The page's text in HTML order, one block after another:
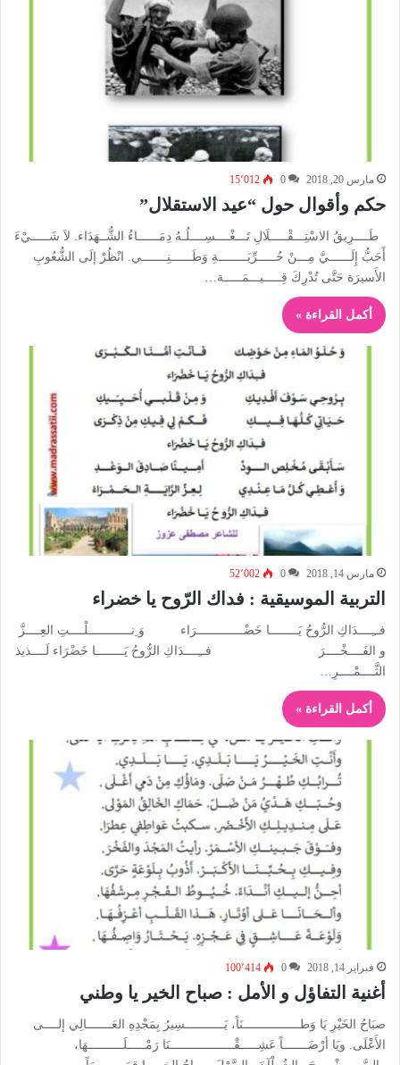
مارس 20, 2018 0 15٬012
حكم وأقوال حول “عيد الاستقلال”
طَــــرِيقُ الاسْتِـــقْـــــلَالِ تَـــغْــــسِــــلُـهُ دِمَــــــاءُ الشُّــهَدَاء. لاَ شَـــــيْءَ
أَحَبُّ إِلَــــــيَّ مِـــنْ حُـــــرِّيَــــــــةِ وَطَــــــنِـــــــي. انْظُرْ إلَى الشُّعُوبِ
الأَسيرَة حَتَّى تُدْرِكَ قِـــــيـــمَـــــة…
أكمل القراءة »
مارس 14, 2018 0 52٬002
التربية الموسيقية : فداك الرّوح يا خضراء
فــِــــدَاكِ الرُّوحُ يَــــــــا خَضْـــــــــــــرَاء وَ ِنــــــــــــلْــــتِ العِــــزَّ
و الفَــــخْــــرَ فــِــــدَاكِ الرُّوحُ يَــــــــا خَضْرَاء لَــــذيذ
الثَّــــمْــــرِ…
أكمل القراءة »
فبراير 14, 2018 0 100٬414
أغنية التفاؤل و الأمل : صباح الخير يا وطني
صبَاحُ الخَيْرِ يَا وَطــــــــــــــــنَاً، يَـــــــــــسِيرُ بِمَجْدِهِ العَـــــــالِي إلــــى
الأَعْلَى. ويَا أرْضَـــــــاً عَشِـــــقْــــــــــــــــــنَا رَمْـــــلَــــــــــهَا،